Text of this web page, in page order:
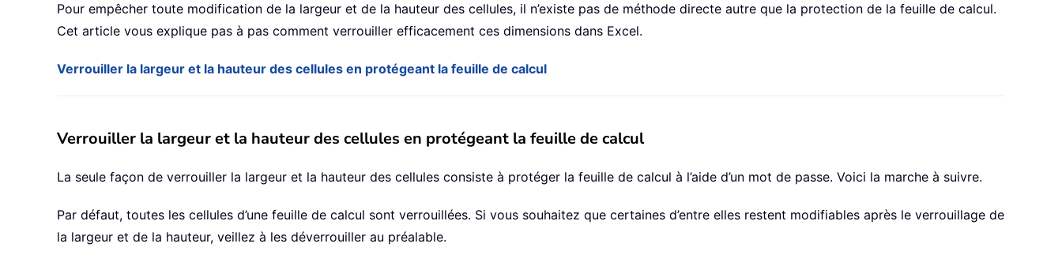
Pour empêcher toute modification de la largeur et de la hauteur des cellules, il n’existe pas de méthode directe autre que la protection de la feuille de calcul.
Cet article vous explique pas à pas comment verrouiller efficacement ces dimensions dans Excel.
Verrouiller la largeur et la hauteur des cellules en protégeant la feuille de calcul
Verrouiller la largeur et la hauteur des cellules en protégeant la feuille de calcul
La seule façon de verrouiller la largeur et la hauteur des cellules consiste à protéger la feuille de calcul à l’aide d’un mot de passe. Voici la marche à suivre.
Par défaut, toutes les cellules d’une feuille de calcul sont verrouillées. Si vous souhaitez que certaines d’entre elles restent modifiables après le verrouillage de
la largeur et de la hauteur, veillez à les déverrouiller au préalable.